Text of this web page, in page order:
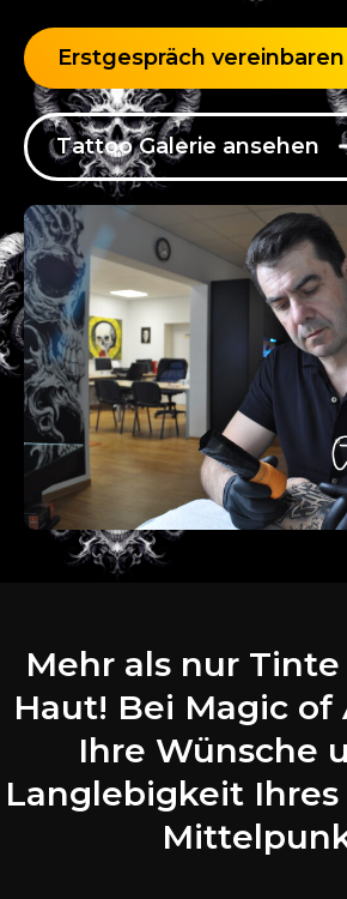
Erstgespräch vereinbaren
Tattoo Galerie ansehen
Mehr als nur
Haut! Bei Magic of
Ihre Wünsche
Langlebigkeit